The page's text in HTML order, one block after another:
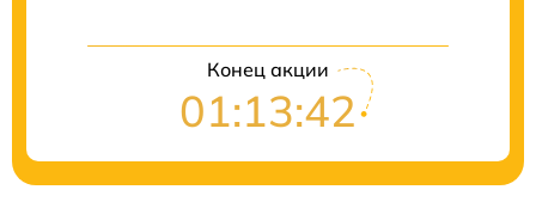
Конец акции
01:13:42